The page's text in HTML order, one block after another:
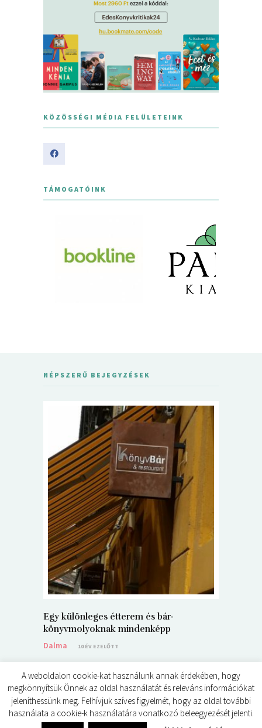
KÖZÖSSÉGI MÉDIA FELÜLETEINK
TÁMOGATÓINK
NÉPSZERŰ BEJEGYZÉSEK
Egy különleges étterem és bár-
könyvmolyoknak mindenképp
Dalma
10 ÉV EZELŐTT
© ÉDES KIS KÖNYVKRITIKÁK 2024
A weboldalon cookie-kat használunk annak érdekében, hogy
megkönnyítsük Önnek az oldal használatát és releváns információkat
jeleníthessünk meg. Felhívjuk szíves figyelmét, hogy az oldal további
használata a cookie-k használatára vonatkozó beleegyezését jelenti.